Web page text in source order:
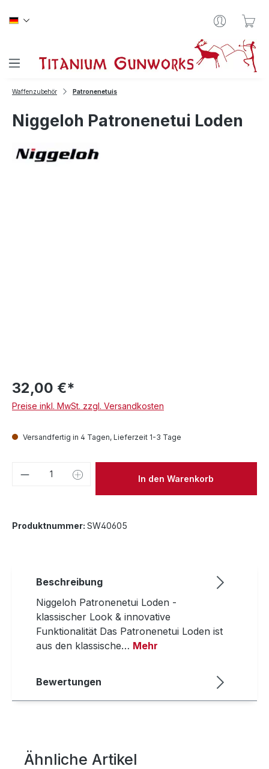
Waffenzubehör Patronenetuis
Niggeloh Patronenetui Loden
32,00 €*
Preise inkl. MwSt. zzgl. Versandkosten
Versandfertig in 4 Tagen, Lieferzeit 1-3 Tage
Produkt Anzahl: Gib denIn den Warenkorb
Produktnummer: SW40605
Beschreibung
Niggeloh Patronenetui Loden -
klassischer Look & innovative
Funktionalität Das Patronenetui Loden ist
aus den klassische… Mehr
Bewertungen
Produktgalerie überspringen
Ähnliche Artikel